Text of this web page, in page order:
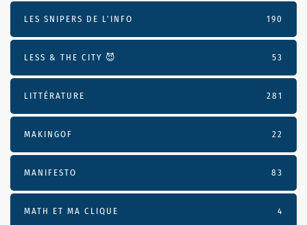
LES SNIPERS DE L’INFO 190
LESS & THE CITY 😈 53
LITTÉRATURE 281
MAKINGOF 22
MANIFESTO 83
MATH ET MA CLIQUE 4